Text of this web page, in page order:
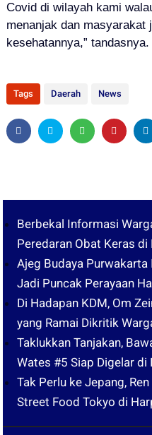
Covid di wilayah kami
menanjak dan masyarakat
kesehatannya,”
Tags Daerah News
Berbekal Informasi
Peredaran Obat Keras
Ajeg Budaya
Jadi Puncak Perayaan
Di Hadapan KDM, Om
yang Ramai Dikritik
Taklukkan Tanjakan,
Wates #5 Siap Digelar di
Tak Perlu ke Jepang,
Street Food Tokyo di